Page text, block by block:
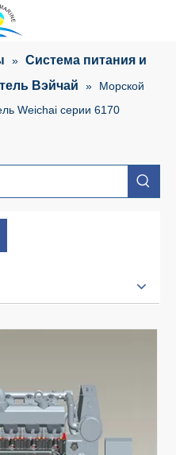
» Система питания и
Вэйчай »
Морской
Weichai серии 6170